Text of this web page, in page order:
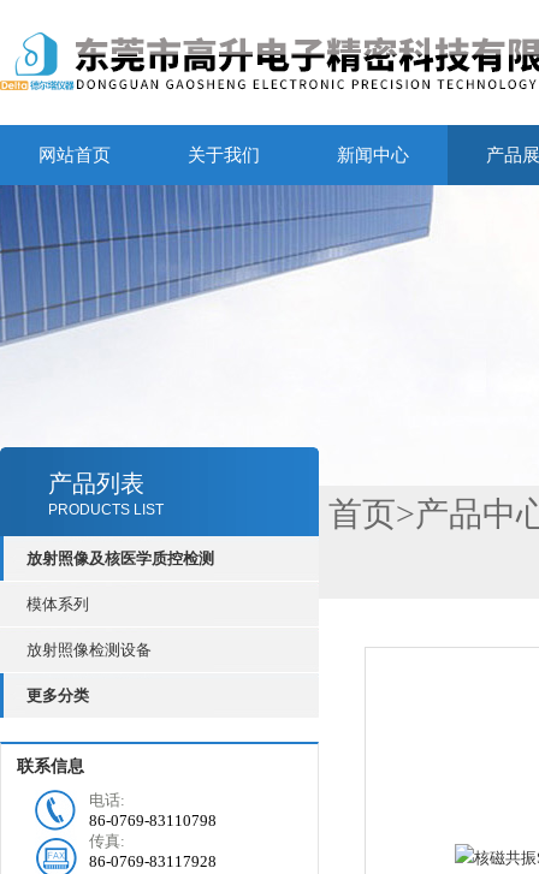
网站首页 关于我们 新闻中心 产品
产品列表
PRODUCTS LIST
放射照像及核医学质控检测
模体系列
放射照像检测设备
更多分类
联系信息
电话:
86-0769-83110798
传真:
86-0769-83117928
首页>产品中